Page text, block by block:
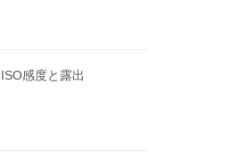
ISO感度と露出